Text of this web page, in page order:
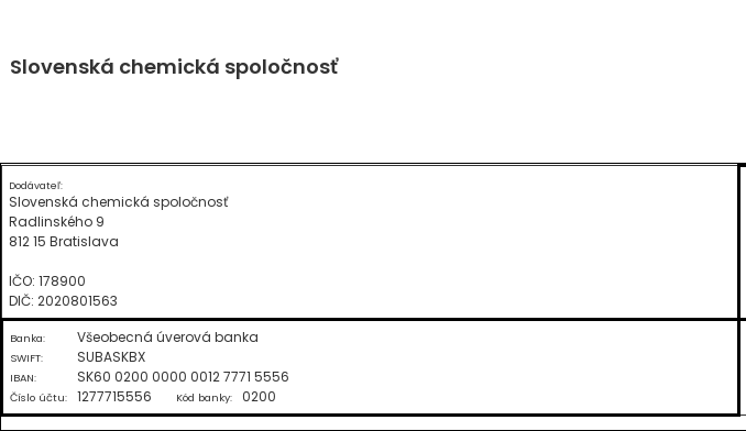
to
Slovenská chemická spoločnosť
Dodávateľ:
Slovenská chemická spoločnosť
Radlinského 9
812 15 Bratislava
IČO: 178900
DIČ: 2020801563
Banka: Všeobecná úverová banka
SWIFT: SUBASKBX
IBAN: SK60 0200 0000 0012 7771 5556
Číslo účtu: 1277715556 Kód banky: 0200